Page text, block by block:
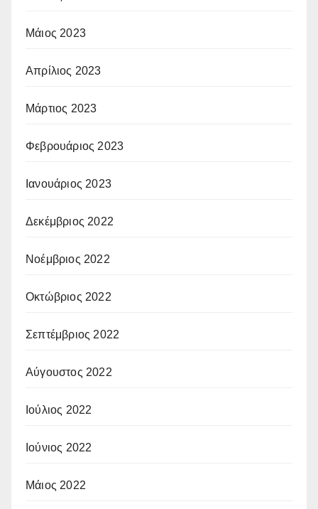
Μάιος 2023
Απρίλιος 2023
Μάρτιος 2023
Φεβρουάριος 2023
Ιανουάριος 2023
Δεκέμβριος 2022
Νοέμβριος 2022
Οκτώβριος 2022
Σεπτέμβριος 2022
Αύγουστος 2022
Ιούλιος 2022
Ιούνιος 2022
Μάιος 2022